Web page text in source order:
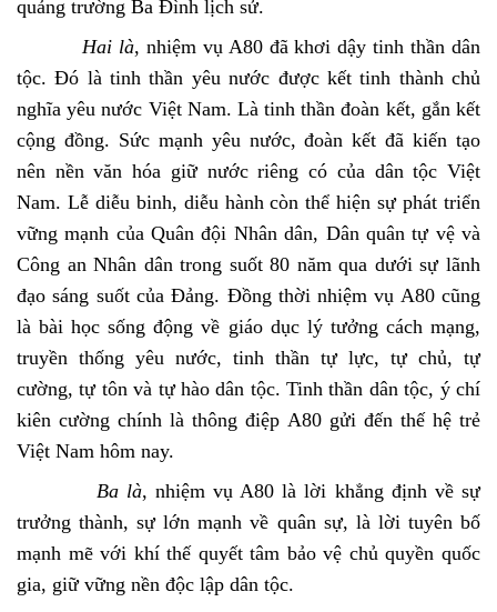
quảng trường Ba Đình lịch sử.
Hai là, nhiệm vụ A80 đã khơi dậy tinh thần dân
tộc. Đó là tinh thần yêu nước được kết tinh thành chủ
nghĩa yêu nước Việt Nam. Là tinh thần đoàn kết, gắn kết
cộng đồng. Sức mạnh yêu nước, đoàn kết đã kiến tạo
nên nền văn hóa giữ nước riêng có của dân tộc Việt
Nam. Lễ diễu binh, diễu hành còn thể hiện sự phát triển
vững mạnh của Quân đội Nhân dân, Dân quân tự vệ và
Công an Nhân dân trong suốt 80 năm qua dưới sự lãnh
đạo sáng suốt của Đảng. Đồng thời nhiệm vụ A80 cũng
là bài học sống động về giáo dục lý tưởng cách mạng,
truyền thống yêu nước, tinh thần tự lực, tự chủ, tự
cường, tự tôn và tự hào dân tộc. Tinh thần dân tộc, ý chí
kiên cường chính là thông điệp A80 gửi đến thế hệ trẻ
Việt Nam hôm nay.
Ba là, nhiệm vụ A80 là lời khẳng định về sự
trưởng thành, sự lớn mạnh về quân sự, là lời tuyên bố
mạnh mẽ với khí thế quyết tâm bảo vệ chủ quyền quốc
gia, giữ vững nền độc lập dân tộc.